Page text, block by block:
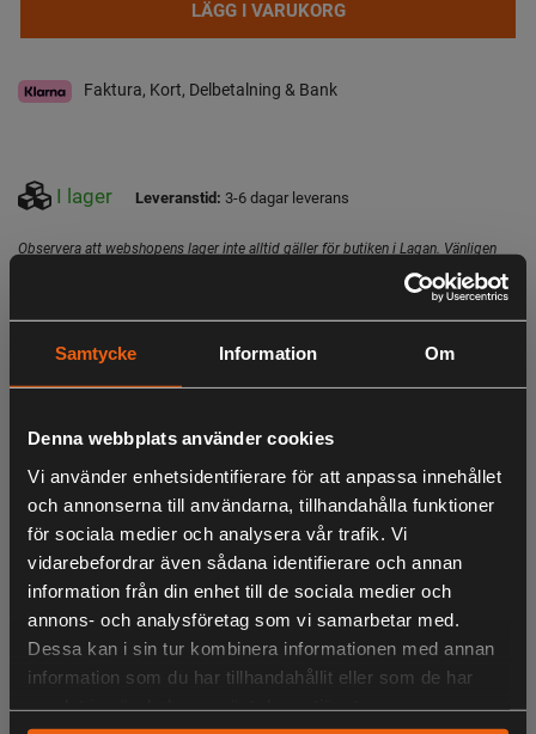
Samtycke Information Om
Denna webbplats använder cookies
Vi använder enhetsidentifierare för att anpassa innehållet
och annonserna till användarna, tillhandahålla funktioner
för sociala medier och analysera vår trafik. Vi
vidarebefordrar även sådana identifierare och annan
information från din enhet till de sociala medier och
annons- och analysföretag som vi samarbetar med.
Dessa kan i sin tur kombinera informationen med annan
information som du har tillhandahållit eller som de har
LÄGG I VARUKORG
Faktura, Kort, Delbetalning & Bank
I lager Leveranstid: 3-6 dagar leverans
Observera att webshopens lager inte alltid gäller för butiken i Lagan. Vänligen
Beskrivning Specifikation
Högpresterande 112 cm (44") Combiaggregat. En innovativ
kombinationsaggregat med mulching och bakutkast i ett
och samma aggregat. Kraftig aggregatkonstruktion pressat
i ett stålplåtstycke.
Passar till modell
P 524